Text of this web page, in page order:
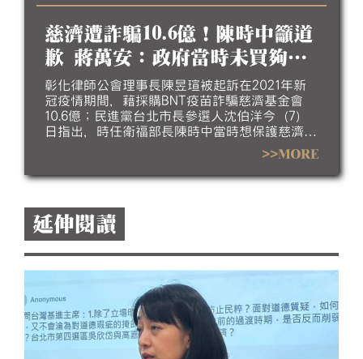
民眾食安還更多，並呼籲賴清德應率領行政團
慈濟遭詐騙10.6億！陳時中籲道
歉 蔣萬安：政府當時未買夠疫
苗
彰化律師公會理事長陳昱瑄被起訴在2021年新
冠疫情期間，藉採購BNT疫苗詐騙慈濟基金會
10.6億；民進黨台北市長參選人沈伯洋今（7）
日指出，時任衛福部長陳時中當時想保護慈濟，
但當時競選台北市長的蔣萬安稱，要相信慈濟還
是民進黨？陳時中也稱，當初做不實指控的人應
向社會道歉。蔣萬安則說，若政府當時能採購足
>>MORE
延伸閱讀